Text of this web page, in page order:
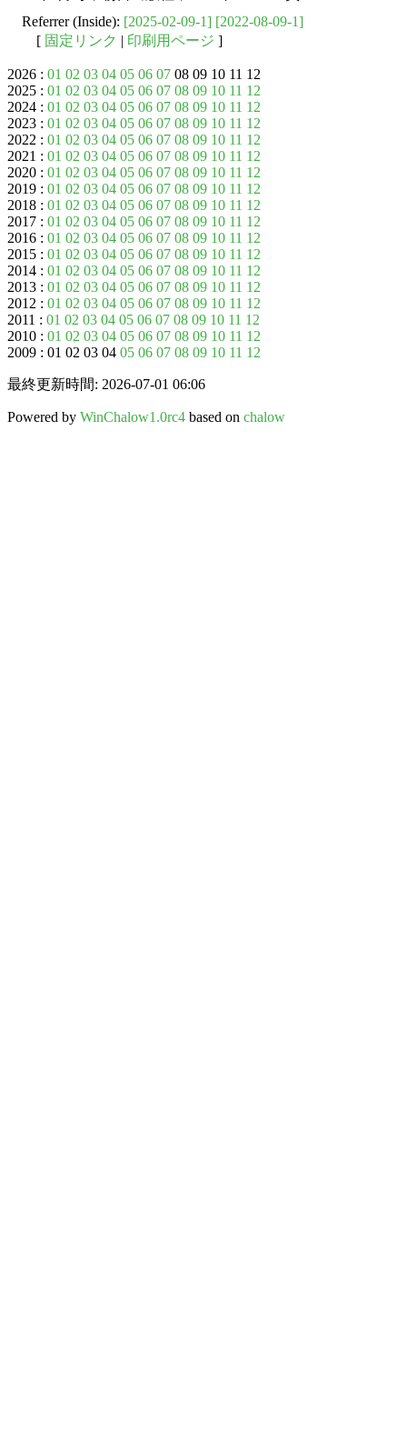
Referrer (Inside): [2025-02-09-1] [2022-08-09-1]
[ 固定リンク | 印刷用ページ ]
2026 : 01 02 03 04 05 06 07 08 09 10 11 12
2025 : 01 02 03 04 05 06 07 08 09 10 11 12
2024 : 01 02 03 04 05 06 07 08 09 10 11 12
2023 : 01 02 03 04 05 06 07 08 09 10 11 12
2022 : 01 02 03 04 05 06 07 08 09 10 11 12
2021 : 01 02 03 04 05 06 07 08 09 10 11 12
2020 : 01 02 03 04 05 06 07 08 09 10 11 12
2019 : 01 02 03 04 05 06 07 08 09 10 11 12
2018 : 01 02 03 04 05 06 07 08 09 10 11 12
2017 : 01 02 03 04 05 06 07 08 09 10 11 12
2016 : 01 02 03 04 05 06 07 08 09 10 11 12
2015 : 01 02 03 04 05 06 07 08 09 10 11 12
2014 : 01 02 03 04 05 06 07 08 09 10 11 12
2013 : 01 02 03 04 05 06 07 08 09 10 11 12
2012 : 01 02 03 04 05 06 07 08 09 10 11 12
2011 : 01 02 03 04 05 06 07 08 09 10 11 12
2010 : 01 02 03 04 05 06 07 08 09 10 11 12
2009 : 01 02 03 04 05 06 07 08 09 10 11 12
最終更新時間: 2026-07-01 06:06
Powered by WinChalow1.0rc4 based on chalow